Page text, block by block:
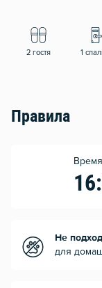
2 гостя 1
Правила
Не
для